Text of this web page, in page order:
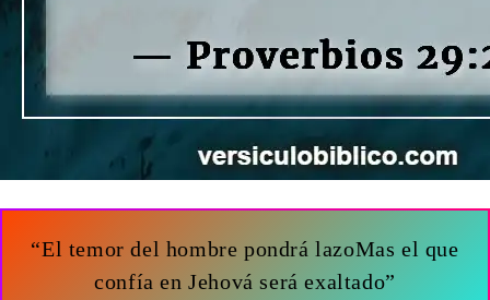
“El temor del hombre pondrá lazoMas el que
confía en Jehová será exaltado”